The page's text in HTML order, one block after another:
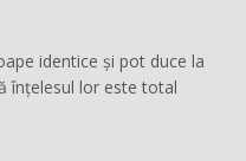
identice și pot duce la
înțelesul lor este total